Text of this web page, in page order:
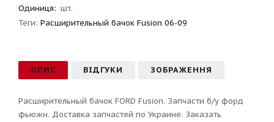
Одиниця: шт.
Теги: Расширительный бачок Fusion 06-09
ОПИС ВІДГУКИ ЗОБРАЖЕННЯ
Расширительный бачок FORD Fusion. Запчасти б/у форд
фьюжн. Доставка запчастей по Украине. Заказать